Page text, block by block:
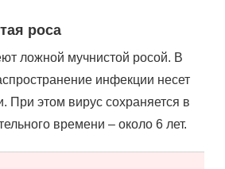
роса
ложной мучнистой росой. В
инфекции несет
При этом вирус сохраняется в
времени – около 6 лет.